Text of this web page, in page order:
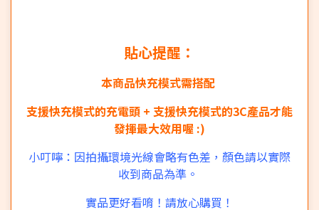
貼心提醒：
本商品快充模式需搭配
支援快充模式的充電頭 + 支援快充模式的3C產品才能
發揮最大效用喔 :)
小叮嚀：因拍攝環境光線會略有色差，顏色請以實際
收到商品為準。
實品更好看唷！請放心購買！